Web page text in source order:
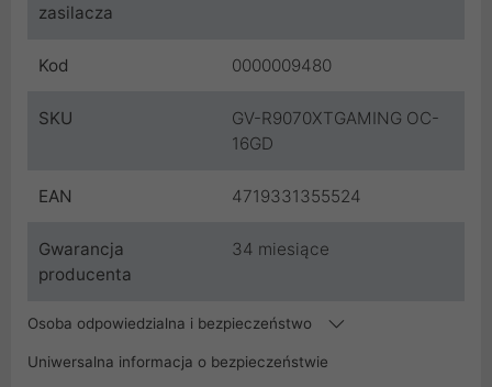
zasilacza
Kod 0000009480
SKU
GV-R9070XTGAMING OC-
16GD
EAN 4719331355524
Gwarancja
producenta
34 miesiące
Osoba odpowiedzialna i bezpieczeństwo
Uniwersalna informacja o bezpieczeństwie